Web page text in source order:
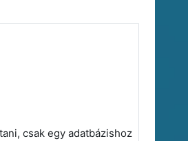
csak egy adatbázishoz